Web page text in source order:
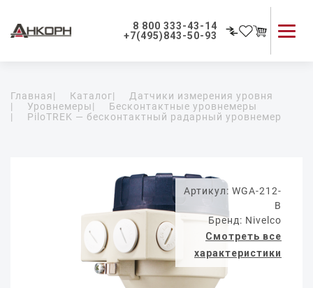
8 800 333-43-14
+7(495)843-50-93
Применение приборов
Как мы работаем
Главная| Каталог|
Датчики измерения уровня
|
Уровнемеры|
Бесконтактные уровнемеры
|
PiloTREK — бесконтактный радарный уровнемер
Артикул: WGA-212-
B
Бренд: Nivelco
Смотреть все
характеристики